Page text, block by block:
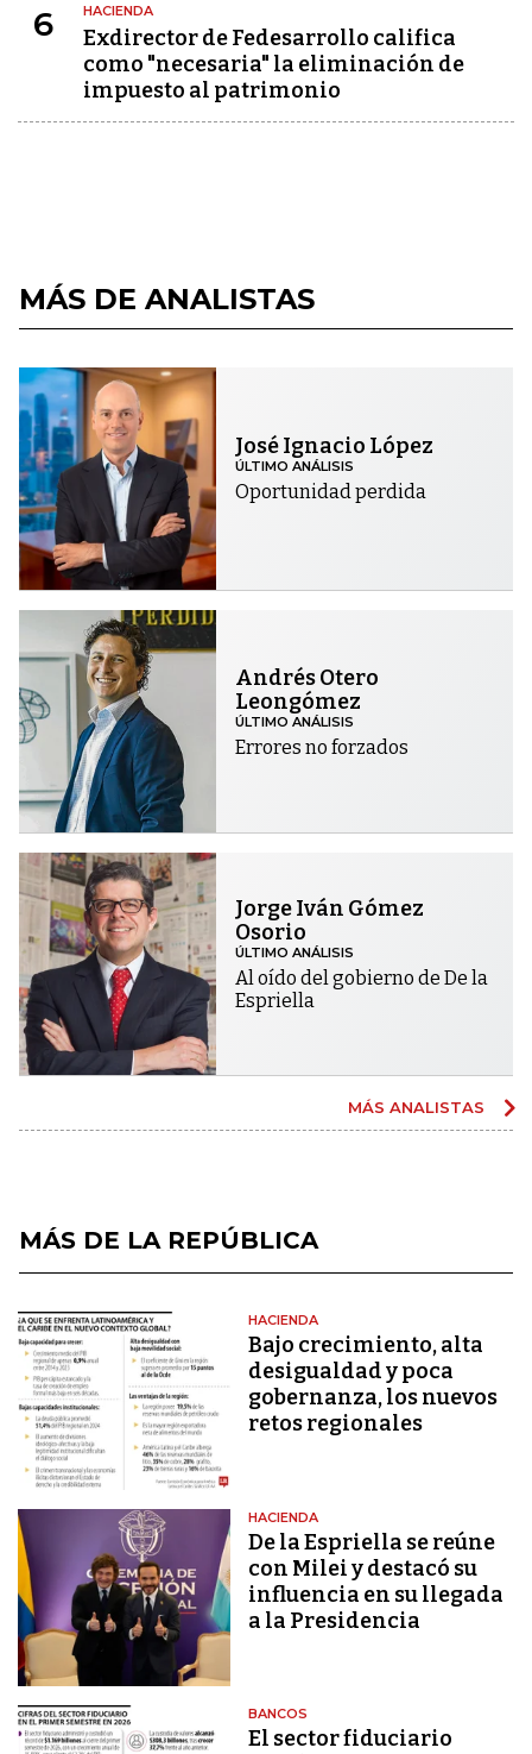
6 HACIENDA
Exdirector de Fedesarrollo califica
como "necesaria" la eliminación de
impuesto al patrimonio
MÁS DE ANALISTAS
José Ignacio López
ÚLTIMO ANÁLISIS
Oportunidad perdida
Andrés Otero
Leongómez
ÚLTIMO ANÁLISIS
Errores no forzados
Jorge Iván Gómez
Osorio
ÚLTIMO ANÁLISIS
Al oído del gobierno de De la
Espriella
MÁS ANALISTAS
MÁS DE LA REPÚBLICA
HACIENDA
Bajo crecimiento, alta
desigualdad y poca
gobernanza, los nuevos
retos regionales
HACIENDA
De la Espriella se reúne
con Milei y destacó su
influencia en su llegada
a la Presidencia
BANCOS
El sector fiduciario